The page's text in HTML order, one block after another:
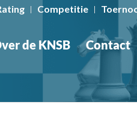
Competitie
de KNSB Contact